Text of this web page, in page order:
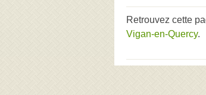
Retrouvez cette
Vigan-en-Quercy.